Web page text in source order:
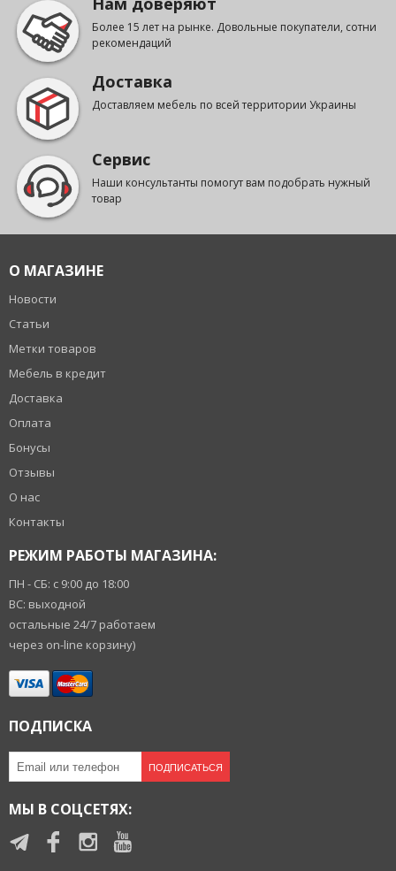
Более 15 лет на рынке. Довольные покупатели, сотни
рекомендаций
Доставка
Доставляем мебель по всей территории Украины
Сервис
Наши консультанты помогут вам подобрать нужный
товар
О МАГАЗИНЕ
Новости
Статьи
Метки товаров
Мебель в кредит
Доставка
Оплата
Бонусы
Отзывы
О нас
Контакты
РЕЖИМ РАБОТЫ МАГАЗИНА:
ПН - СБ: с 9:00 до 18:00
ВС: выходной
остальные 24/7 работаем
через on-line корзину)
ПОДПИСКА
ПОДПИСАТЬСЯ
МЫ В СОЦСЕТЯХ: